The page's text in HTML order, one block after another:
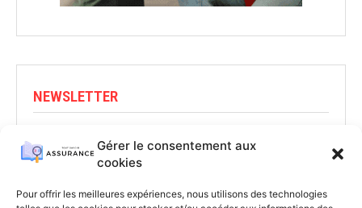
Gérer le consentement aux
cookies
Pour offrir les meilleures expériences, nous utilisons des technologies
NEWSLETTER